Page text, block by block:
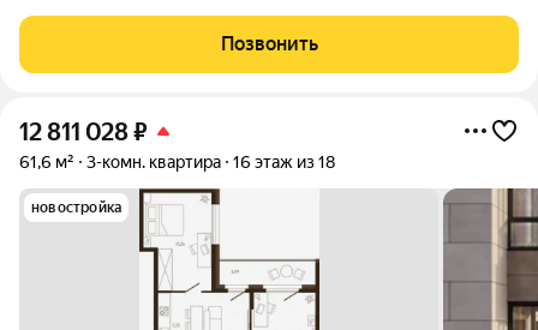
ГАРАНТИЕЙ БЕЗОПАСНОСТИ? Тогда эта КВАРТИРА ДЛЯ ВАС!
Двух комнатная квартира, расположенная по адресу:
Позвонить
12 811 028₽
61,6 м² 3-комн. квартира 16 этаж из 18
новостройка